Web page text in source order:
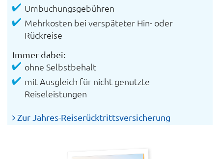
Umbuchungsgebühren
Mehrkosten bei verspäteter Hin- oder
Rückreise
Immer dabei:
ohne Selbstbehalt
mit Ausgleich für nicht genutzte
Reiseleistungen
Zur Jahres-Reiserücktrittsversicherung